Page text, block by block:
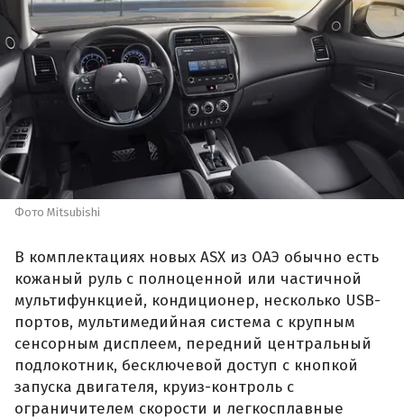
Фото Mitsubishi
В комплектациях новых ASX из ОАЭ обычно есть
кожаный руль с полноценной или частичной
мультифункцией, кондиционер, несколько USB-
портов, мультимедийная система с крупным
сенсорным дисплеем, передний центральный
подлокотник, бесключевой доступ с кнопкой
запуска двигателя, круиз-контроль с
ограничителем скорости и легкосплавные